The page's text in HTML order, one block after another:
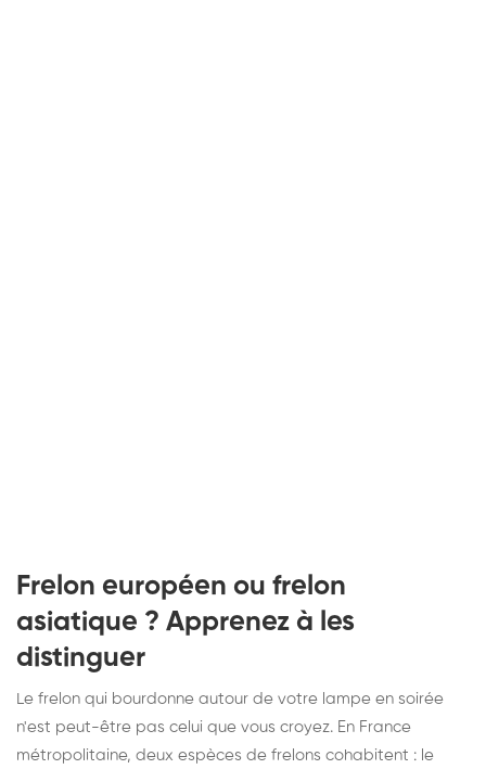
Frelon européen ou frelon
asiatique ? Apprenez à les
distinguer
Le frelon qui bourdonne autour de votre lampe en soirée
n'est peut-être pas celui que vous croyez. En France
métropolitaine, deux espèces de frelons cohabitent : le